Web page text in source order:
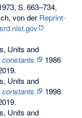
S.663–734,
von der Reprint-
srd.nist.gov
Units and
1986
.
Units and
1998
.
Units and